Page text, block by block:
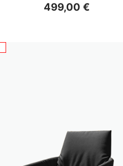
499,00 €